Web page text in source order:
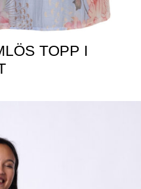
TOPP I